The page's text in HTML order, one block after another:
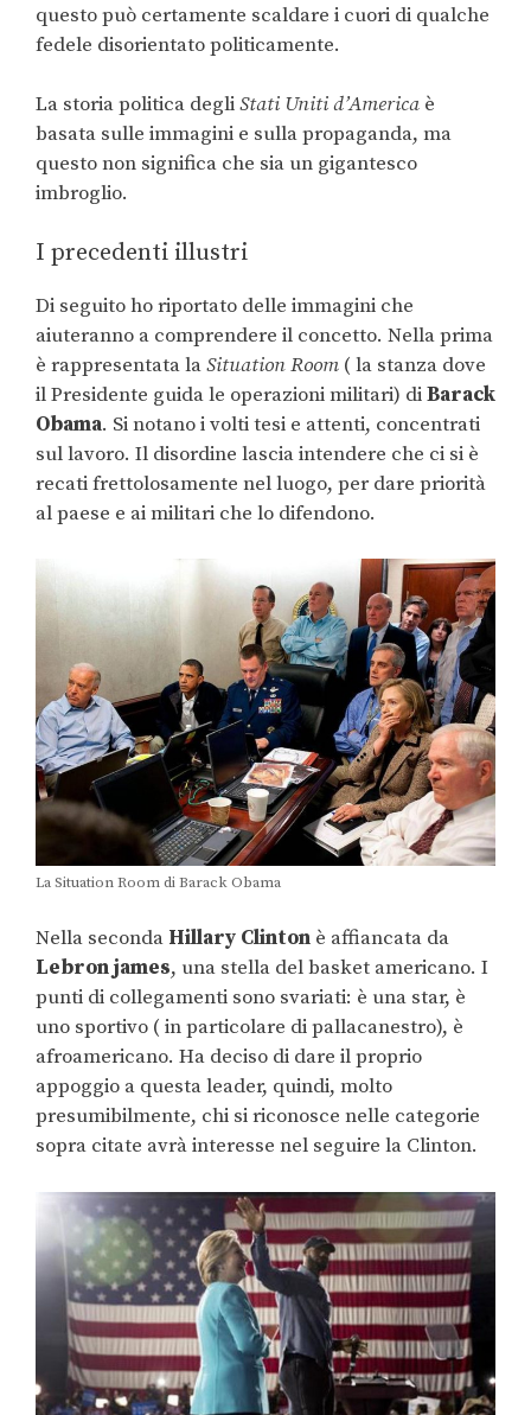
questo può certamente scaldare i cuori di qualche
fedele disorientato politicamente.
La storia politica degliStati Uniti d’America è
basata sulle immagini e sulla propaganda, ma
questo non significa che sia un gigantesco
imbroglio.
I precedenti illustri
Di seguito ho riportato delle immagini che
aiuteranno a comprendere il concetto. Nella prima
è rappresentata laSituation Room ( la stanza dove
il Presidente guida le operazioni militari) diBarack
Obama. Si notano i volti tesi e attenti, concentrati
sul lavoro. Il disordine lascia intendere che ci si è
recati frettolosamente nel luogo, per dare priorità
al paese e ai militari che lo difendono.
La Situation Room di Barack Obama
Nella seconda Hillary Clinton è affiancata da
Lebron james, una stella del basket americano. I
punti di collegamenti sono svariati: è una star, è
uno sportivo ( in particolare di pallacanestro), è
afroamericano. Ha deciso di dare il proprio
appoggio a questa leader, quindi, molto
presumibilmente, chi si riconosce nelle categorie
sopra citate avrà interesse nel seguire la Clinton.